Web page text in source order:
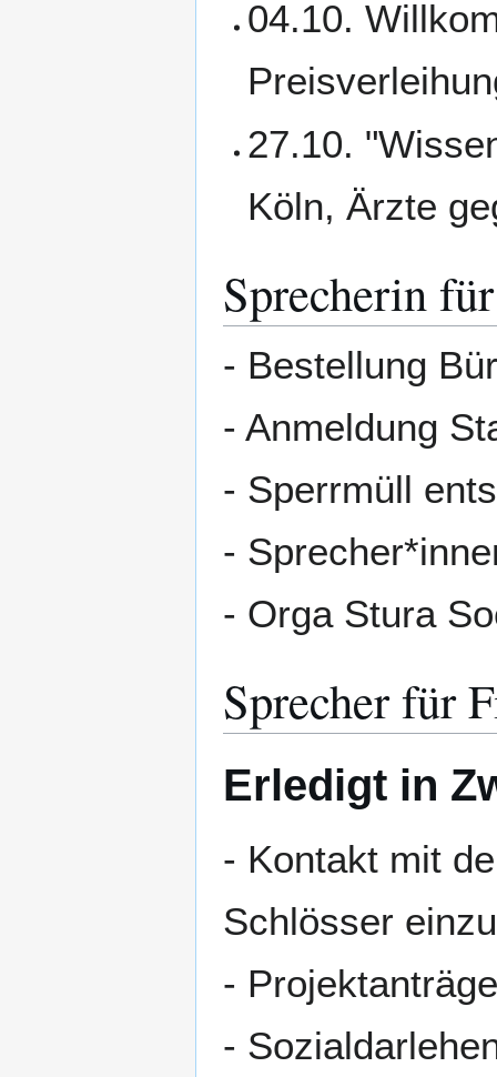
04.10.
27.10.
Köln, Ärzte
Sprecherin
- Bestellung
- Anmeldung
- Sperrmüll
-
- Orga Stura
Sprecher für
Erledigt in
- Kontakt mit
Schlösser
-
-